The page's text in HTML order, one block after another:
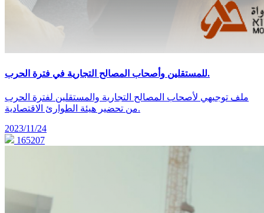
للمستقلين وأصحاب المصالح التجارية في فترة الحرب.
ملف توجيهي لأصحاب المصالح التجارية والمستقلين لفترة الحرب
من تحضير هيئة الطوارئ الاقتصادية.
2023/11/24
165207